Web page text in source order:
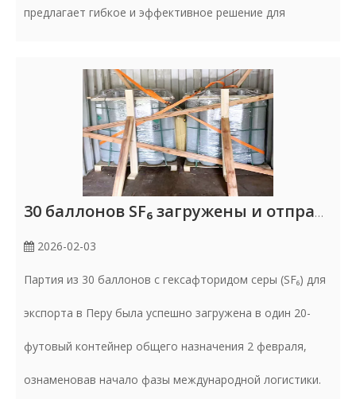
предлагает гибкое и эффективное решение для
30 баллонов SF₆ загружены и отправлены в Перу
2026-02-03
Партия из 30 баллонов с гексафторидом серы (SF₆) для
экспорта в Перу была успешно загружена в один 20-
футовый контейнер общего назначения 2 февраля,
ознаменовав начало фазы международной логистики.